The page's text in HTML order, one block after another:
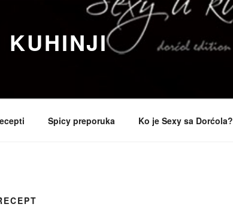
KUHINJI
Spicy preporuka Ko je Sexy sa Dorćola?